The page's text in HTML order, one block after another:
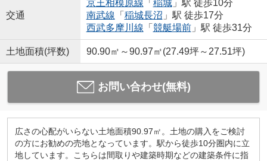
交通
京王相模原線 「 稲城」駅 徒歩10分
南武線 「 稲城長沼 」駅 徒歩17分
西武多摩川線 「 競艇場前」駅 徒歩31分
土地面積(坪数) 90.90㎡～90.97㎡(27.49坪～27.51坪)
お問い合わせ(無料)
広さの心配がいらない土地面積90.97㎡。土地の購入をご検討
の方にお勧めの売地となっています。駅から徒歩10分圏内に立
地しています。こちらは間取りや建築時期などの建築条件に指